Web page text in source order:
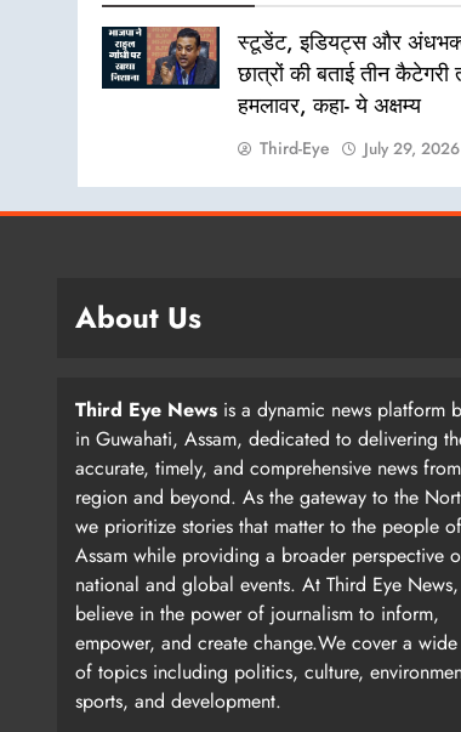
स्टूडेंट, इडियट्स और
छात्रों की बताई तीन कैटेगरी
हमलावर, कहा- ये अक्षम्य
Third-Eye July 29, 2026
About Us
Third Eye News is a dynamic news platform
in Guwahati, Assam, dedicated to delivering
accurate, timely, and comprehensive news
region and beyond. As the gateway to the
we prioritize stories that matter to the people of
Assam while providing a broader perspective
national and global events. At Third Eye
believe in the power of journalism to inform,
empower, and create change.We cover a
of topics including politics, culture,
sports, and development.